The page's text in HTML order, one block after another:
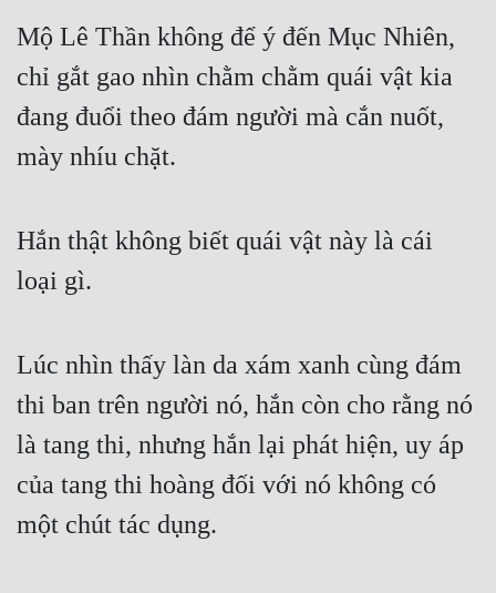
Mộ Lê Thần không để ý đến Mục Nhiên,
chỉ gắt gao nhìn chằm chằm quái vật kia
đang đuổi theo đám người mà cắn nuốt,
mày nhíu chặt.
Hắn thật không biết quái vật này là cái
loại gì.
Lúc nhìn thấy làn da xám xanh cùng đám
thi ban trên người nó, hắn còn cho rằng nó
là tang thi, nhưng hắn lại phát hiện, uy áp
của tang thi hoàng đối với nó không có
một chút tác dụng.